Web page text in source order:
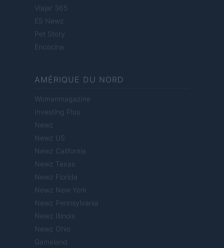
Viajar 365
ES Newz
Pet Story
Encocina
AMÉRIQUE DU NORD
Womanmagazine
Investing Plus
Newz
Newz US
Newz California
Newz Texas
Newz Florida
Newz New York
Newz Pennsylvania
Newz Illinois
Newz Ohio
Gameland